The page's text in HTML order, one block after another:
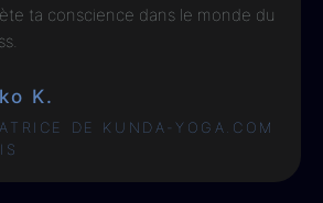
ta conscience dans le monde du
K.
DE KUNDA-YOGA.COM